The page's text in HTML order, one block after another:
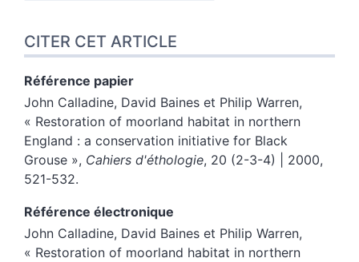
CITER CET ARTICLE
Référence papier
John Calladine, David Baines et Philip Warren,
« Restoration of moorland habitat in northern
England : a conservation initiative for Black
Grouse », Cahiers d'éthologie, 20 (2-3-4) | 2000,
521-532.
Référence électronique
John Calladine, David Baines et Philip Warren,
« Restoration of moorland habitat in northern